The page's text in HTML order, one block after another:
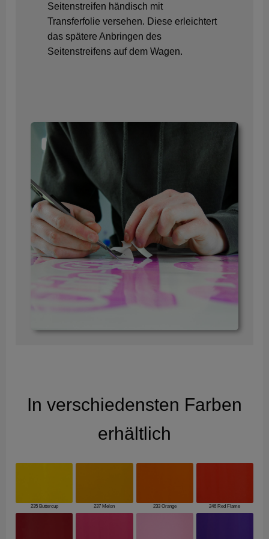
Seitenstreifen händisch mit
Transferfolie versehen. Diese erleichtert
das spätere Anbringen des
Seitenstreifens auf dem Wagen.
In verschiedensten Farben
erhältlich
235 Buttercup 237 Melon 233 Orange 246 Red Flame